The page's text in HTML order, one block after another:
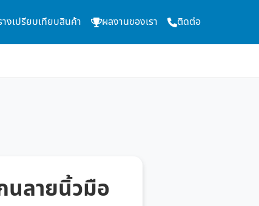
างเปรียบเทียบสินค้า ผลงานของเรา ติดต่อ
นลายนิ้วมือ